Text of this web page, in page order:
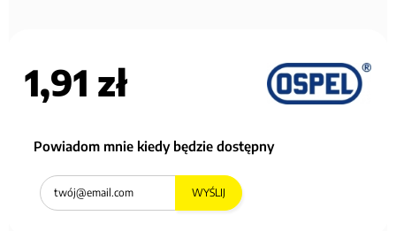
1,91 zł
Powiadom mnie kiedy będzie dostępny
WYŚLIJ